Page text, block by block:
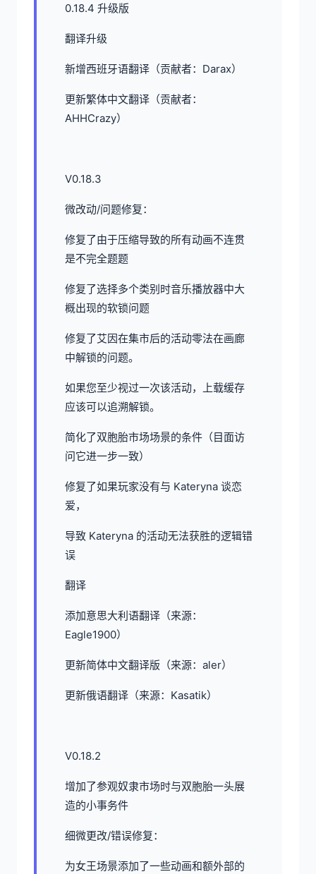
0.18.4 升级版
翻译升级
新增西班牙语翻译（贡献者：Darax）
更新繁体中文翻译（贡献者：
AHHCrazy）
V0.18.3
微改动/问题修复：
修复了由于压缩导致的所有动画不连贯
是不完全题题
修复了选择多个类别时音乐播放器中大
概出现的软锁问题
修复了艾因在集市后的活动零法在画廊
中解锁的问题。
如果您至少视过一次该活动，上载缓存
应该可以追溯解锁。
简化了双胞胎市场场景的条件（目面访
问它进一步一致）
修复了如果玩家没有与 Kateryna 谈恋
爱，
导致 Kateryna 的活动无法获胜的逻辑错
误
翻译
添加意思大利语翻译（来源：
Eagle1900）
更新简体中文翻译版（来源：aler）
更新俄语翻译（来源：Kasatik）
V0.18.2
增加了参观奴隶市场时与双胞胎一头展
造的小事务件
细微更改/错误修复：
为女王场景添加了一些动画和额外部的